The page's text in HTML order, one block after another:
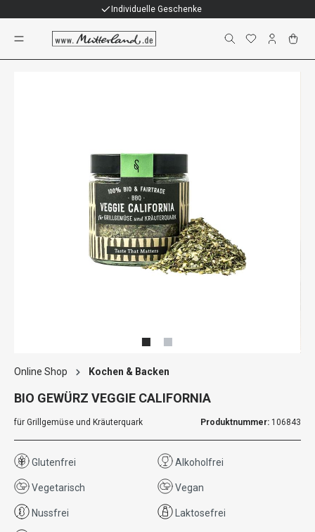
Individuelle Geschenke
Online Shop Kochen & Backen
BIO GEWÜRZ VEGGIE CALIFORNIA
für Grillgemüse und Kräuterquark Produktnummer: 106843
Glutenfrei Alkoholfrei
Vegetarisch Vegan
Nussfrei Laktosefrei